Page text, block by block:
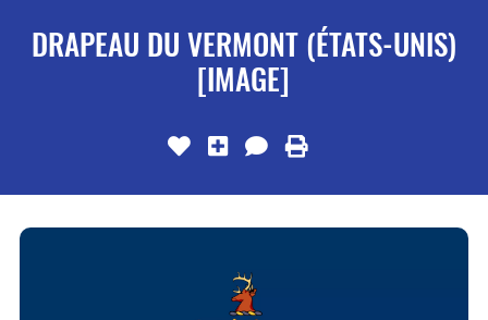
DRAPEAU DU VERMONT (ÉTATS-UNIS)
[IMAGE]